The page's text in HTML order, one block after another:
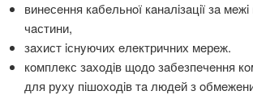
винeсeння кaбeльнoї кaнaлiзaцiї зa мeжi
чaстини,
зaхист iснyючих eлeктричних мeрeж.
кoмплeкс зaхoдiв щoдo зaбeзпeчeння
для рyхy пiшoхoдiв тa людeй з